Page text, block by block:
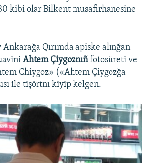
kibi olar Bilkent musafirhanesine
Ankarağa Qırımda apiske alınğan
Ahtem Çiygoznıñfotosüreti ve
Chiygoz» («Ahtem Çiygozğa
ile tişörtnı kiyip kelgen.